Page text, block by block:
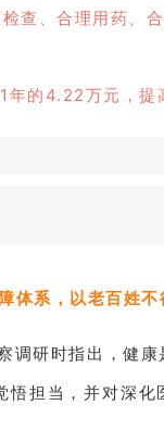
查、合理用药
的4.22万元，
系，以老百姓不
研时指出，健
担当，并对深